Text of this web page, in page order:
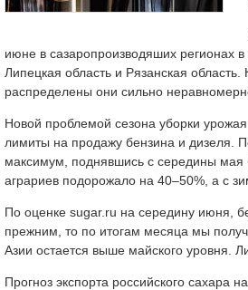
июне в сазаропроизводяших регионах
Липецкая область и Рязанская
распределены они сильно
Новой проблемой сезона уборки
лимиты на продажу бензина и дизеля.
максимум, поднявшись с середины
аграриев подорожало на 40–50%, а с
По оценке sugar.ru на середину июня,
прежним, то по итогам месяца мы
Азии остается выше майского уровня.
Прогноз экспорта российского сахара